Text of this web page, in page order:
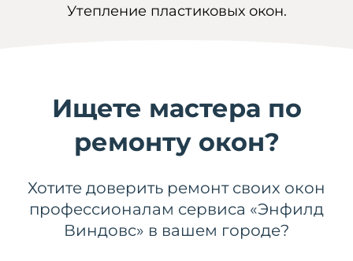
Утепление пластиковых окон.
Ищете мастера по
ремонту окон?
Хотите доверить ремонт своих окон
профессионалам сервиса «Энфилд
Виндовс» в вашем городе?